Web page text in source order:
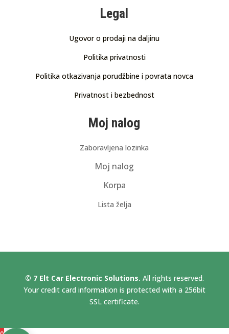
Legal
Ugovor o prodaji na daljinu
Politika privatnosti
Politika otkazivanja porudžbine i povrata novca
Privatnost i bezbednost
Moj nalog
Zaboravljena lozinka
Moj nalog
Korpa
Lista želja
© 7 Elt Car Electronic Solutions. All rights reserved.
Your credit card information is protected with a 256bit
SSL certificate.